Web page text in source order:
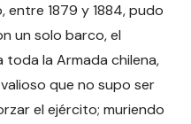
entre 1879 y 1884, pudo
un solo barco, el
toda la Armada chilena,
que no supo ser
el ejército; muriendo